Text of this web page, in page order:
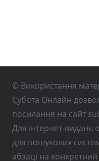
© Використання
Субота Онлайн
посилання на сайт
Для інтернет-видань
для пошукових
абзаці на конкретний